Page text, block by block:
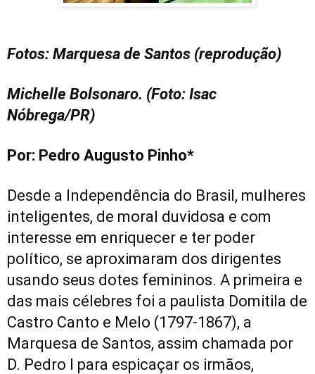
Fotos: Marquesa de Santos (reprodução)
Michelle Bolsonaro. (Foto: Isac
Nóbrega/PR)
Por: Pedro Augusto Pinho*
Desde a Independência do Brasil, mulheres
inteligentes, de moral duvidosa e com
interesse em enriquecer e ter poder
político, se aproximaram dos dirigentes
usando seus dotes femininos. A primeira e
das mais célebres foi a paulista Domitila de
Castro Canto e Melo (1797-1867), a
Marquesa de Santos, assim chamada por
D. Pedro I para espicaçar os irmãos,